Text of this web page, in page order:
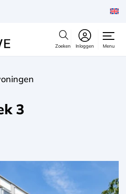
Zoeken Inloggen Menu
3